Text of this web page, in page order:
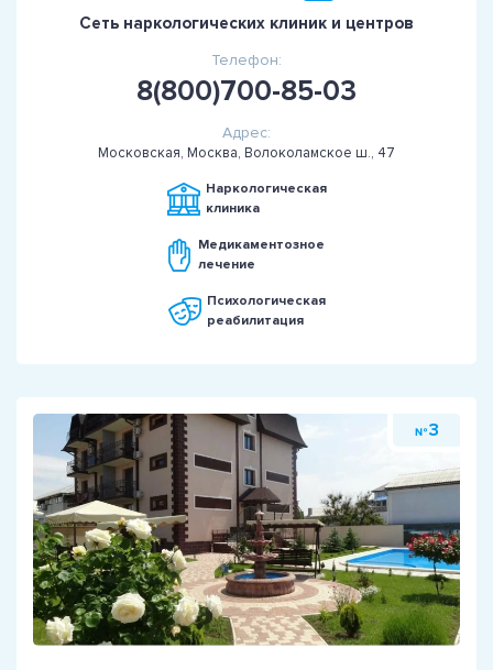
Сеть наркологических клиник и центров
Телефон:
8(800)700-85-03
Адрес:
Московская, Москва, Волоколамское ш., 47
Наркологическая
клиника
Медикаментозное
лечение
Психологическая
реабилитация
№ 3